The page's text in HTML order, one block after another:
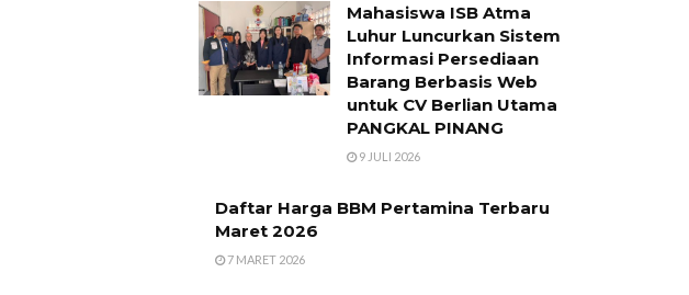
Mahasiswa ISB Atma
Luhur Luncurkan Sistem
Informasi Persediaan
Barang Berbasis Web
untuk CV Berlian Utama​
PANGKAL PINANG
9 JULI 2026
Daftar Harga BBM Pertamina Terbaru
Maret 2026
7 MARET 2026